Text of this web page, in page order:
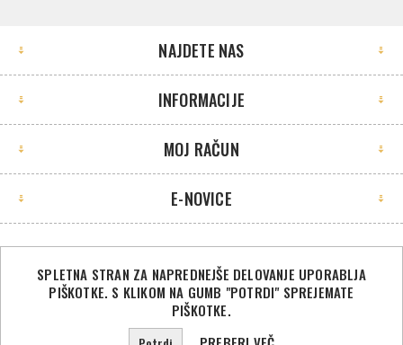
NAJDETE NAS
INFORMACIJE
MOJ RAČUN
E-NOVICE
©2026 Sport Store. Vse pravice pridržane.
Powered by
SPLETNA STRAN ZA NAPREDNEJŠE DELOVANJE UPORABLJA
PIŠKOTKE. S KLIKOM NA GUMB "POTRDI" SPREJEMATE
PIŠKOTKE.